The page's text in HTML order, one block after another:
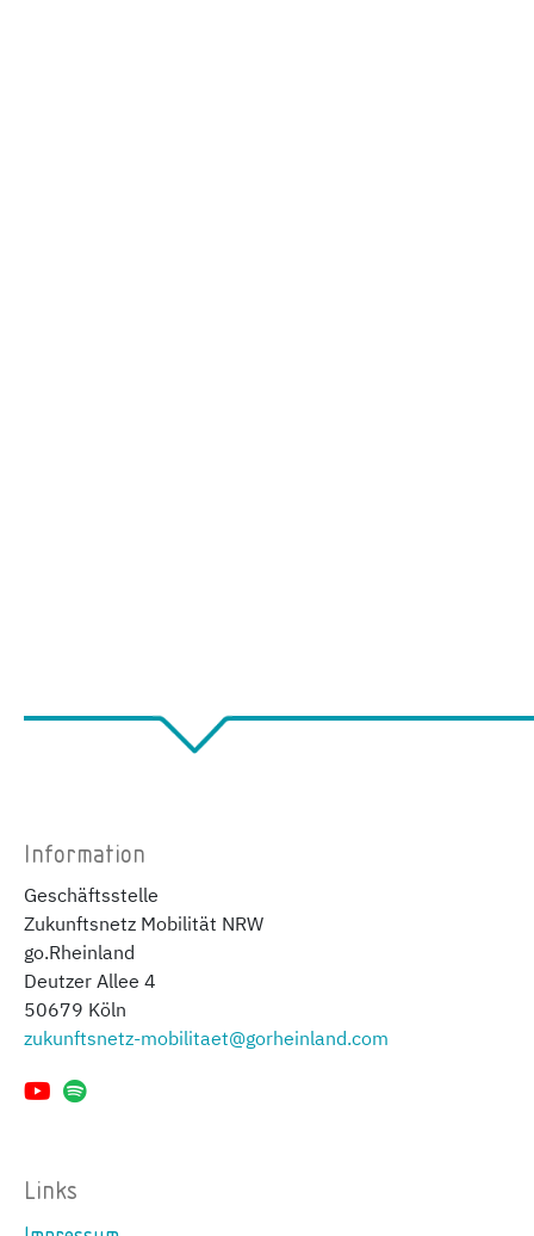
Information
Geschäftsstelle
Zukunftsnetz Mobilität NRW
go.Rheinland
Deutzer Allee 4
50679 Köln
zukunftsnetz-mobilitaet@gorheinland.com
Links